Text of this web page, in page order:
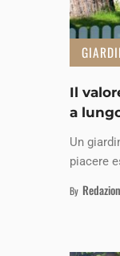
Il
a
Un
piacere
By